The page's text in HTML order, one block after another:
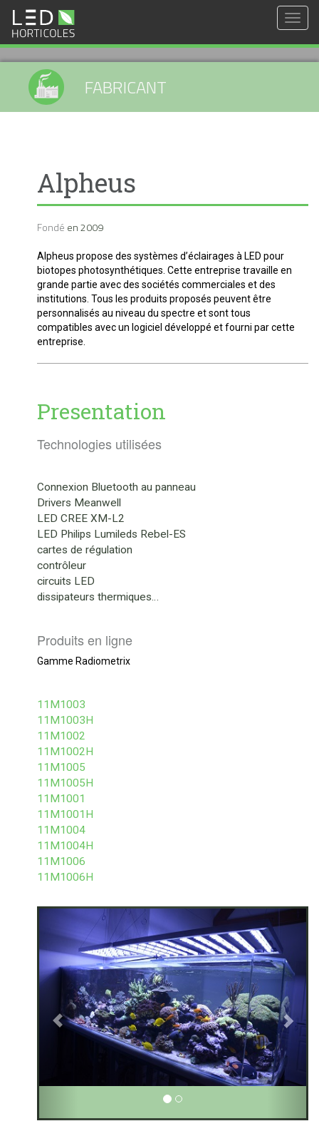
FABRICANT
Alpheus
Fondé en2009
Alpheus propose des systèmes d’éclairages à LED pour
biotopes photosynthétiques. Cette entreprise travaille en
grande partie avec des sociétés commerciales et des
institutions. Tous les produits proposés peuvent être
personnalisés au niveau du spectre et sont tous
compatibles avec un logiciel développé et fourni par cette
entreprise.
Presentation
Technologies utilisées
Connexion Bluetooth au panneau
Drivers Meanwell
LED CREE XM-L2
LED Philips Lumileds Rebel-ES
cartes de régulation
contrôleur
circuits LED
dissipateurs thermiques…
Produits en ligne
Gamme Radiometrix
11M1003
11M1003H
11M1002
11M1002H
11M1005
11M1005H
11M1001
11M1001H
11M1004
11M1004H
11M1006
11M1006H